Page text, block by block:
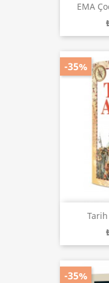
EMA
Tarih
-35%
-35%